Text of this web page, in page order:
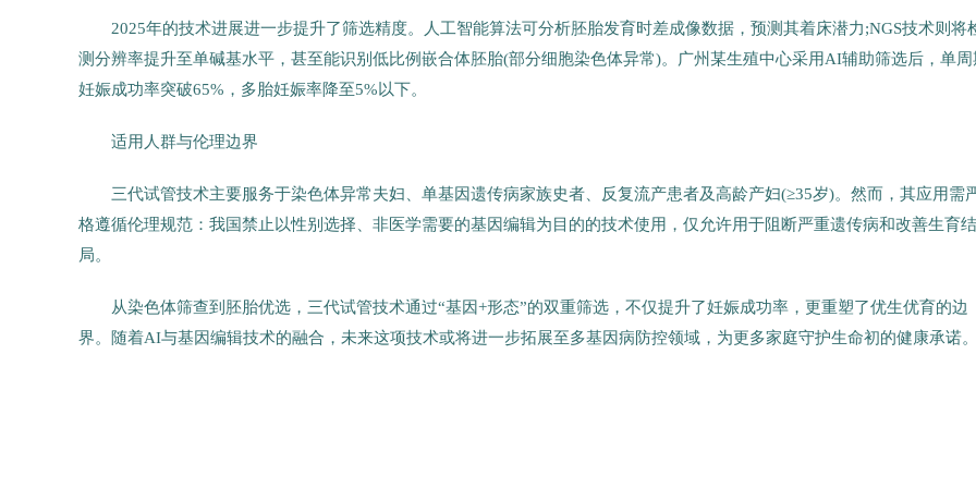
2025年的技术进展进一步提升了筛选精度。人工智能算法可分析胚胎发育时差成像数据，预测其着床潜力;NGS技术则将
测分辨率提升至单碱基水平，甚至能识别低比例嵌合体胚胎(部分细胞染色体异常)。广州某生殖中心采用AI辅助筛选后，单周
妊娠成功率突破65%，多胎妊娠率降至5%以下。
适用人群与伦理边界
三代试管技术主要服务于染色体异常夫妇、单基因遗传病家族史者、反复流产患者及高龄产妇(≥35岁)。然而，其应用需
格遵循伦理规范：我国禁止以性别选择、非医学需要的基因编辑为目的的技术使用，仅允许用于阻断严重遗传病和改善生育结
局。
从染色体筛查到胚胎优选，三代试管技术通过“基因+形态”的双重筛选，不仅提升了妊娠成功率，更重塑了优生优育的边
界。随着AI与基因编辑技术的融合，未来这项技术或将进一步拓展至多基因病防控领域，为更多家庭守护生命初的健康承诺。